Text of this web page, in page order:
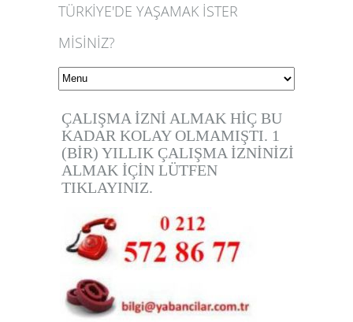
TÜRKİYE'DE YAŞAMAK İSTER
MİSİNİZ?
ÇALIŞMA İZNİ ALMAK HİÇ BU
KADAR KOLAY OLMAMIŞTI. 1
(BİR) YILLIK ÇALIŞMA İZNİNİZİ
ALMAK İÇİN LÜTFEN
TIKLAYINIZ.